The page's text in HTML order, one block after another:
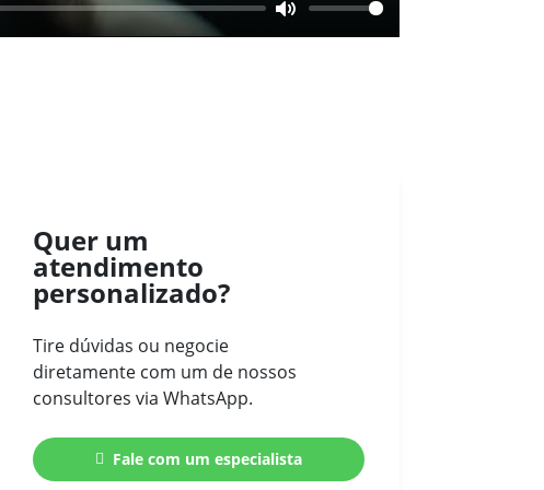
Mute
Quer um
atendimento
personalizado?
Tire dúvidas ou negocie
diretamente com um de nossos
consultores via WhatsApp.
Fale com um especialista